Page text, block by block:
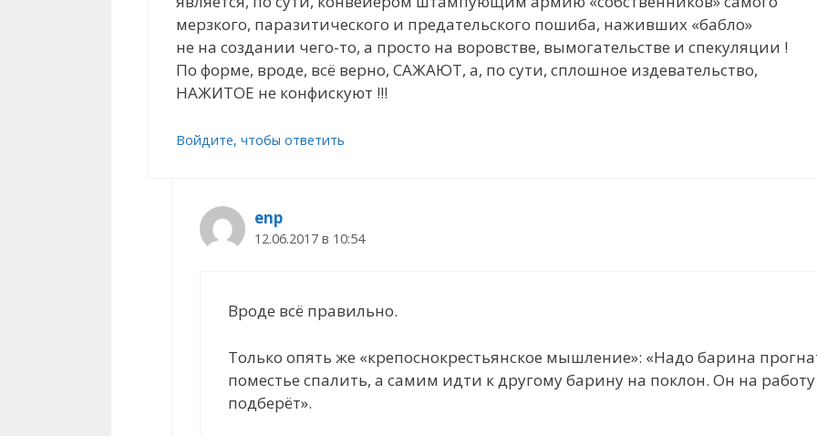
мерзкого, паразитического и предательского пошиба, наживших «бабло»
не на создании чего-то, а просто на воровстве, вымогательстве и спекуляции !
По форме, вроде, всё верно, САЖАЮТ, а, по сути, сплошное издевательство,
НАЖИТОЕ не конфискуют !!!
Войдите, чтобы ответить
enp
12.06.2017 в 10:54
Вроде всё правильно.
Только опять же «крепоснокрестьянское мышление»: «Надо барина
поместье спалить, а самим идти к другому барину на поклон. Он на
подберёт».